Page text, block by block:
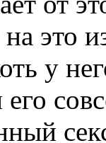
это
у
его